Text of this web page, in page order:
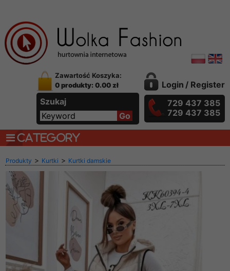
Zawartość Koszyka:
0 produkty: 0.00 zł
Szukaj
Login / Register
729 437 385
729 437 385
CATEGORY
Produkty > Kurtki > Kurtki damskie